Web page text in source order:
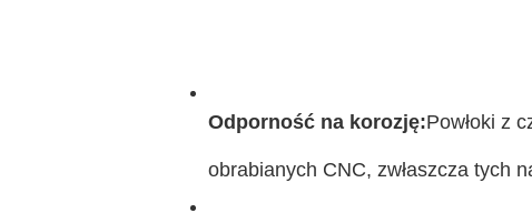
Odporność na korozję:Powłoki z
obrabianych CNC, zwłaszcza tych